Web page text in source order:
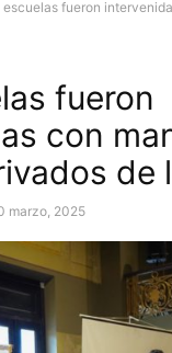
escuelas fueron
fueron
con
de
marzo, 2025